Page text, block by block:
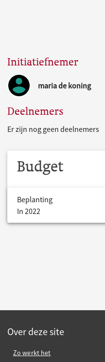
Initiatiefnemer
maria de koning
Deelnemers
Er zijn nog geen deelnemers
Budget
Beplanting
In 2022
Over deze site
Zo werkt het